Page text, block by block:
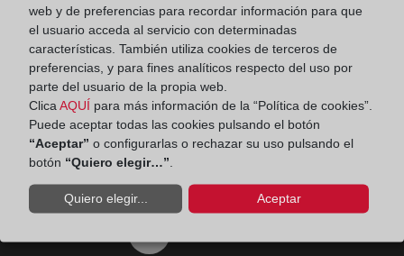
Email:contacto@registradores.org
Registro de entrada del Colegio de registradores
Ir a facebook (abre en ventana nueva)
web y de preferencias para recordar información para que
el usuario acceda al servicio con determinadas
características. También utiliza cookies de terceros de
preferencias, y para fines analíticos respecto del uso por
parte del usuario de la propia web.
Clica AQUÍ para más información de la “Política de cookies”.
Puede aceptar todas las cookies pulsando el botón
“Aceptar” o configurarlas o rechazar su uso pulsando el
botón “Quiero elegir…”
Quiero elegir... Aceptar